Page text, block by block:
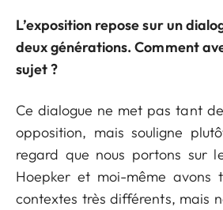
L’exposition repose sur un
deux générations. Comment
sujet ?
Ce dialogue ne met pas tant
opposition, mais souligne
regard que nous portons sur
Hoepker et moi-même avons
contextes très différents, mais